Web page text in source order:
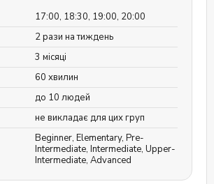
17:00, 18:30, 19:00, 20:00
2 рази на тиждень
3 місяці
60 хвилин
до 10 людей
не викладає для цих груп
Beginner, Elementary, Pre-
Intermediate, Intermediate, Upper-
Intermediate, Advanced